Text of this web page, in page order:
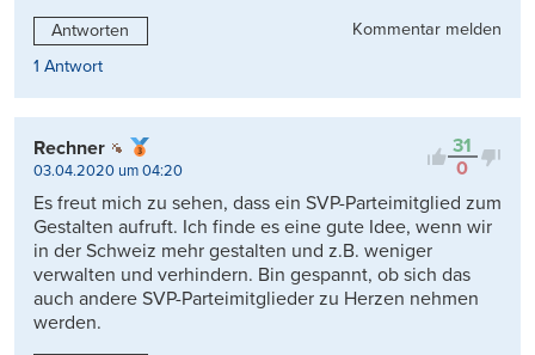
Antworten
Kommentar melden
1 Antwort
31
0
Rechner
03.04.2020 um 04:20
Es freut mich zu sehen, dass ein SVP-Parteimitglied zum
Gestalten aufruft. Ich finde es eine gute Idee, wenn wir
in der Schweiz mehr gestalten und z.B. weniger
verwalten und verhindern. Bin gespannt, ob sich das
auch andere SVP-Parteimitglieder zu Herzen nehmen
werden.